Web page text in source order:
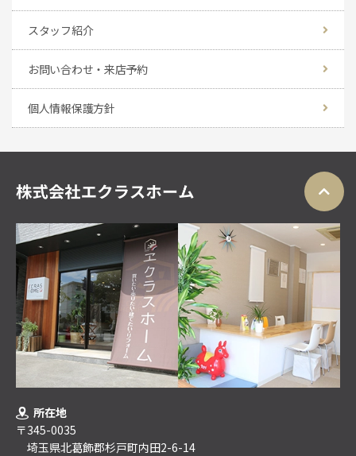
スタッフ紹介
お問い合わせ・来店予約
個人情報保護方針
所在地
〒345-0035
埼玉県北葛飾郡杉戸町内田2-6-14